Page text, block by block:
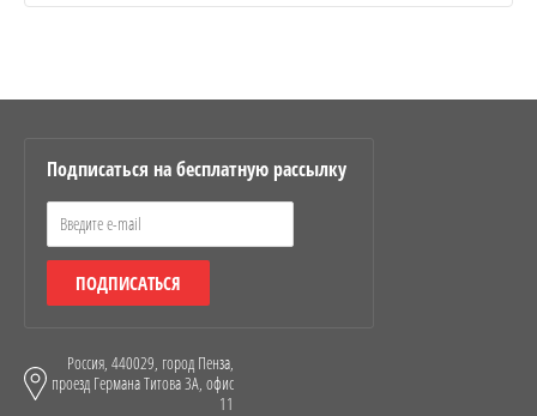
Подписаться на бесплатную рассылку
ПОДПИСАТЬСЯ
Россия, 440029, город Пенза,
проезд Германа Титова 3А, офис
11